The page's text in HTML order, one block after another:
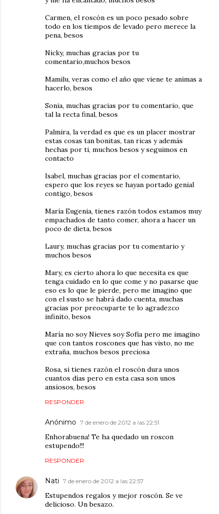
Carmen, el roscón es un poco pesado sobre
todo en los tiempos de levado pero merece la
pena, besos
Nicky, muchas gracias por tu
comentario,muchos besos
Mamilu, veras como el año que viene te animas a
hacerlo, besos
Sonia, muchas gracias por tu comentario, que
tal la recta final, besos
Palmira, la verdad es que es un placer mostrar
estas cosas tan bonitas, tan ricas y además
hechas por ti, muchos besos y seguimos en
contacto
Isabel, muchas gracias por el comentario,
espero que los reyes se hayan portado genial
contigo, besos
María Eugenia, tienes razón todos estamos muy
empachados de tanto comer, ahora a hacer un
poco de dieta, besos
Laury, muchas gracias por tu comentario y
muchos besos
Mary, es cierto ahora lo que necesita es que
tenga cuidado en lo que come y no pasarse que
eso es lo que le pierde, pero me imagino que
con el susto se habrá dado cuenta, muchas
gracias por preocuparte te lo agradezco
infinito, besos
María no soy Nieves soy Sofía pero me imagino
que con tantos roscones que has visto, no me
extraña, muchos besos preciosa
Rosa, si tienes razón el roscón dura unos
cuantos días pero en esta casa son unos
ansiosos, besos
RESPONDER
Anónimo 7 de enero de 2012 a las 22:51
Enhorabuena! Te ha quedado un roscon
estupendo!!!
RESPONDER
Nati 7 de enero de 2012 a las 22:57
Estupendos regalos y mejor roscón. Se ve
delicioso. Un besazo.